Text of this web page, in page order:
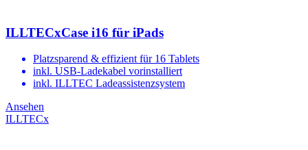
ILLTECxCase i16 für iPads
Platzsparend & effizient für 16 Tablets
inkl. USB-Ladekabel vorinstalliert
inkl. ILLTEC Ladeassistenzsystem
Ansehen
ILLTECx